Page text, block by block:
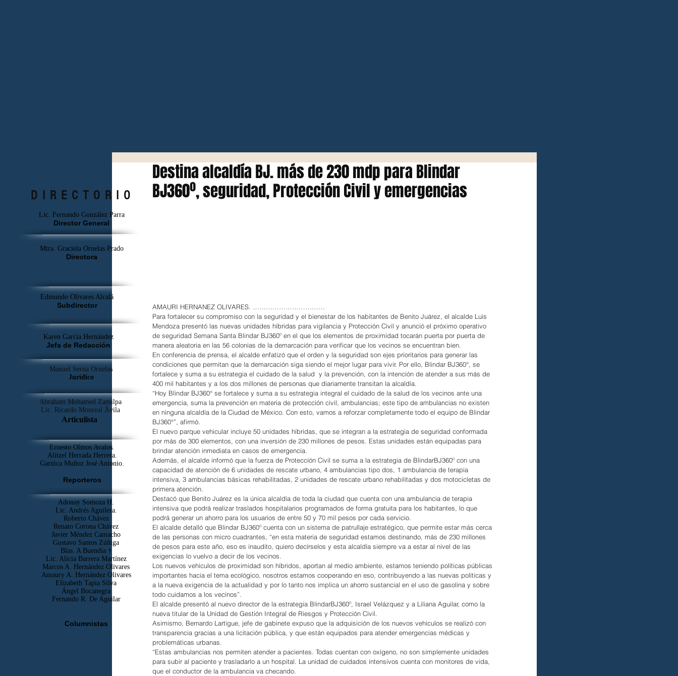
Destina alcaldía BJ. más de 230 mdp para Blindar
BJ360º, seguridad, Protección Civil y emergencias
AMAURI HERNANEZ OLIVARES. ……………………………
Para fortalecer su compromiso con la seguridad y el bienestar de los habitantes de Benito Juárez, el alcalde Luis
Mendoza presentó las nuevas unidades híbridas para vigilancia y Protección Civil y anunció el próximo operativo
de seguridad Semana Santa Blindar BJ360º en el que los elementos de proximidad tocarán puerta por puerta de
manera aleatoria en las 56 colonias de la demarcación para verificar que los vecinos se encuentran bien.
En conferencia de prensa, el alcalde enfatizó que el orden y la seguridad son ejes prioritarios para generar las
condiciones que permitan que la demarcación siga siendo el mejor lugar para vivir. Por ello, Blindar BJ360°, se
fortalece y suma a su estrategia el cuidado de la salud  y la prevención, con la intención de atender a sus más de
400 mil habitantes y a los dos millones de personas que diariamente transitan la alcaldía.
“Hoy Blindar BJ360° se fortalece y suma a su estrategia integral el cuidado de la salud de los vecinos ante una
emergencia, suma la prevención en materia de protección civil, ambulancias; este tipo de ambulancias no existen
en ninguna alcaldía de la Ciudad de México. Con esto, vamos a reforzar completamente todo el equipo de Blindar
BJ360°”, afirmó.
El nuevo parque vehicular incluye 50 unidades híbridas, que se integran a la estrategia de seguridad conformada
por más de 300 elementos, con una inversión de 230 millones de pesos. Estas unidades están equipadas para
brindar atención inmediata en casos de emergencia.
Además, el alcalde informó que la fuerza de Protección Civil se suma a la estrategia de BlindarBJ360º con una
capacidad de atención de 6 unidades de rescate urbano, 4 ambulancias tipo dos, 1 ambulancia de terapia
intensiva, 3 ambulancias básicas rehabilitadas, 2 unidades de rescate urbano rehabilitadas y dos motocicletas de
primera atención.
Destacó que Benito Juárez es la única alcaldía de toda la ciudad que cuenta con una ambulancia de terapia
intensiva que podrá realizar traslados hospitalarios programados de forma gratuita para los habitantes, lo que
podrá generar un ahorro para los usuarios de entre 50 y 70 mil pesos por cada servicio.
El alcalde detalló que Blindar BJ360º cuenta con un sistema de patrullaje estratégico, que permite estar más cerca
de las personas con micro cuadrantes, “en esta materia de seguridad estamos destinando, más de 230 millones
de pesos para este año, eso es inaudito, quiero decírselos y esta alcaldía siempre va a estar al nivel de las
exigencias lo vuelvo a decir de los vecinos.
Los nuevos vehículos de proximidad son híbridos, aportan al medio ambiente, estamos teniendo políticas públicas
importantes hacia el tema ecológico, nosotros estamos cooperando en eso, contribuyendo a las nuevas políticas y
a la nueva exigencia de la actualidad y por lo tanto nos implica un ahorro sustancial en el uso de gasolina y sobre
todo cuidamos a los vecinos”.
El alcalde presentó al nuevo director de la estrategia BlindarBJ360º, Israel Velázquez y a Liliana Aguilar, como la
nueva titular de la Unidad de Gestión Integral de Riesgos y Protección Civil.
Asimismo, Bernardo Lartigue, jefe de gabinete expuso que la adquisición de los nuevos vehículos se realizó con
transparencia gracias a una licitación pública, y que están equipados para atender emergencias médicas y
problemáticas urbanas.
“Estas ambulancias nos permiten atender a pacientes. Todas cuentan con oxígeno, no son simplemente unidades
para subir al paciente y trasladarlo a un hospital. La unidad de cuidados intensivos cuenta con monitores de vida,
que el conductor de la ambulancia va checando.
DIRECTORIO
Lic. Fernando González Parra
Director General
Mtra. Graciela Ornelas Prado
Directora
Edmundo Olivares Alcalá
Subdirector
Karen García Hernández
Jefa de Redacción
Manuel Serna Ornelas
Jurídico
Abraham Mohamed Zamilpa
Lic. Ricardo Monreal Ávila
Articulista
Ernesto Olmos Avalos.
Alitzel Herrada Herrera.
Garnica Muñoz José Antonio.
Reporteros
Adonay Somoza H.
Lic. Andrés Aguilera.
Roberto Chávez
Renato Corona Chávez
Javier Méndez Camacho
Gustavo Santos Zúñiga
Blas. A Buendía †
​Lic. Alicia Barrera Martínez
Marcos A. Hernández Olivares
Amaury A. Hernández Olivares
Elizabeth Tapia Silva
Ángel Bocanegra
Fernando R. De Aguilar
Columnistas